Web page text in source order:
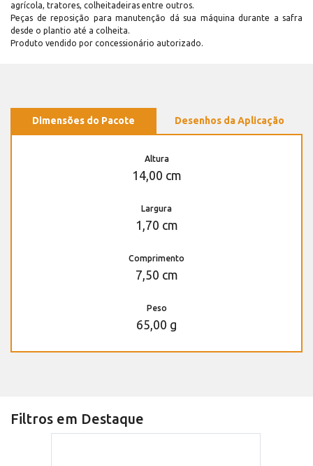
agrícola, tratores, colheitadeiras entre outros.
Peças de reposição para manutenção dá sua máquina durante a safra
desde o plantio até a colheita.
Produto vendido por concessionário autorizado.
Dimensões do Pacote Desenhos da Aplicação
Altura
14,00 cm
Largura
1,70 cm
Comprimento
7,50 cm
Peso
65,00 g
Filtros em Destaque